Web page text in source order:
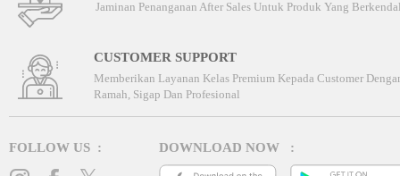
Jaminan Penanganan After Sales Untuk Produk Yang
CUSTOMER SUPPORT
Memberikan Layanan Kelas Premium Kepada Customer
Ramah, Sigap Dan Profesional
FOLLOW US : DOWNLOAD NOW :